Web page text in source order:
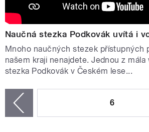
Naučná stezka Podkovák uvítá i
Mnoho naučných stezek přístupných
našem kraji nenajdete. Jednou z mála
stezka Podkovák v Českém lese...
6